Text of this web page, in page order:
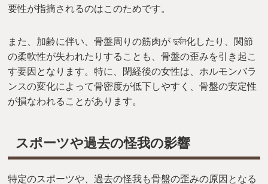
要性が指摘されるのはこのためです。
また、加齢に伴い、骨盤周りの筋肉が দুর্বল化したり、関節
の柔軟性が失われたりすることも、骨盤の歪みを引き起こ
す要因となります。特に、閉経後の女性は、ホルモンバラ
ンスの変化によって骨密度が低下しやすく、骨盤の安定性
が損なわれることがあります。
スポーツや過去の怪我の影響
特定のスポーツや、過去の怪我も骨盤の歪みの原因となる